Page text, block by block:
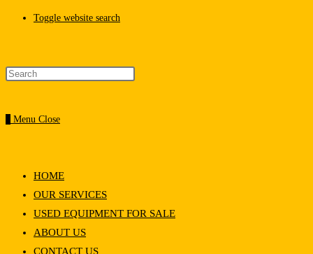
Toggle website search
Menu Close
HOME
OUR SERVICES
USED EQUIPMENT FOR SALE
ABOUT US
CONTACT US